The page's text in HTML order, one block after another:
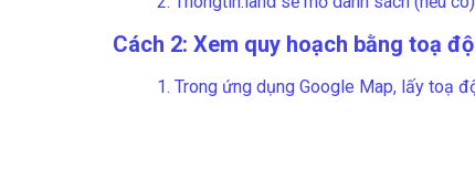
Cách 2: Xem quy hoạch bằng toạ
1. Trong ứng dụng Google Map, lấy toạ